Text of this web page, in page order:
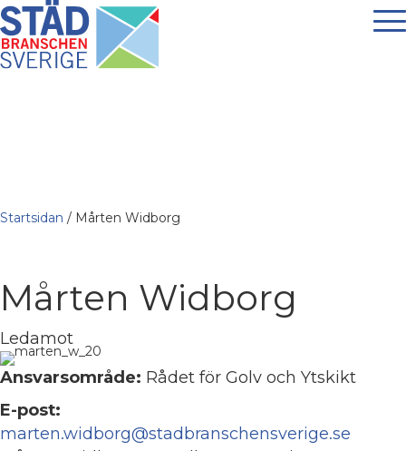
Startsidan / Mårten Widborg
Mårten Widborg
Ledamot
Ansvarsområde: Rådet för Golv och Ytskikt
E-post:
marten.widborg@stadbranschensverige.se